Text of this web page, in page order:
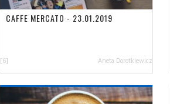
CAFFE MERCATO - 23.01.2019
[6] Aneta Dorotkiewicz